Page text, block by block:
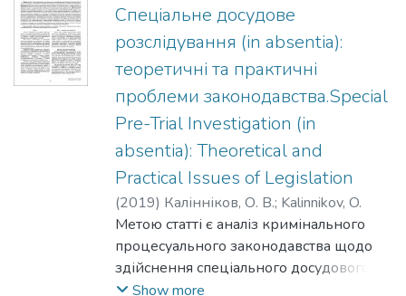
Спеціальне досудове
розслідування (in absentia):
теоретичні та практичні
проблеми законодавства.Special
Pre-Trial Investigation (in
absentia): Theoretical and
Practical Issues of Legislation
(2019) Калінніков, О. В.; Kalinnikov, O.
Метою статті є аналіз кримінального
процесуального законодавства щодо
здійснення спеціального досудового
розслідування за кримінальним
Show more